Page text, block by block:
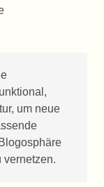
um neue
vernetzen.